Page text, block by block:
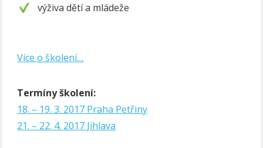
výživa dětí a mládeže
Více o školení…
Termíny školení:
18. – 19. 3. 2017 Praha Petřiny
21. – 22. 4. 2017 Jihlava